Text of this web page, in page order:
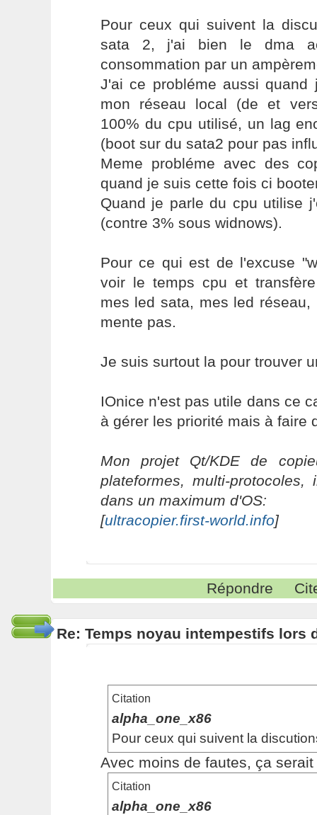
Pour ceux qui suivent la
sata 2, j'ai bien le dma
consommation par un
J'ai ce probléme aussi
mon réseau local (de et
100% du cpu utilisé, un lag
(boot sur du sata2 pour pas
Meme probléme avec des
quand je suis cette fois ci
Quand je parle du cpu utilise
(contre 3% sous widnows).
Pour ce qui est de l'excuse
voir le temps cpu et
mes led sata, mes led réseau,
mente pas.
Je suis surtout la pour trouver
IOnice n'est pas utile dans ce
à gérer les priorité mais à faire
Mon projet Qt/KDE de
plateformes, multi-protocoles,
dans un maximum d'OS:
[ultracopier.first-world.info]
Répondre
Re: Temps noyau intempestifs lors
Citation
alpha_one_x86
Pour ceux qui suivent la
Avec moins de fautes, ça
Citation
alpha_one_x86